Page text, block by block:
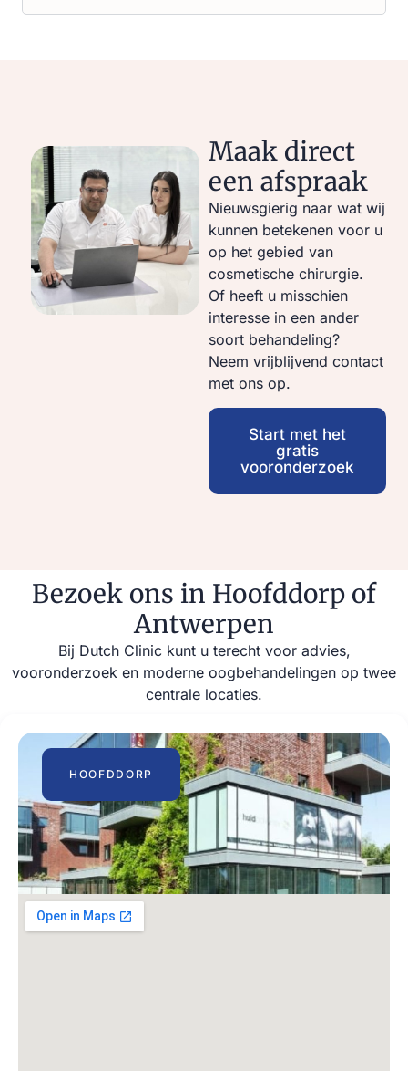
Maak direct
een afspraak
Nieuwsgierig naar wat wij
kunnen betekenen voor u
op het gebied van
cosmetische chirurgie.
Of heeft u misschien
interesse in een ander
soort behandeling?
Neem vrijblijvend contact
met ons op.
Start met het
gratis
vooronderzoek
Bezoek ons in Hoofddorp of
Antwerpen
Bij Dutch Clinic kunt u terecht voor advies,
vooronderzoek en moderne oogbehandelingen op twee
centrale locaties.
HOOFDDORP